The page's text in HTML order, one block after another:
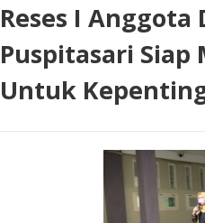
Reses I Anggota
Puspitasari Siap
Untuk